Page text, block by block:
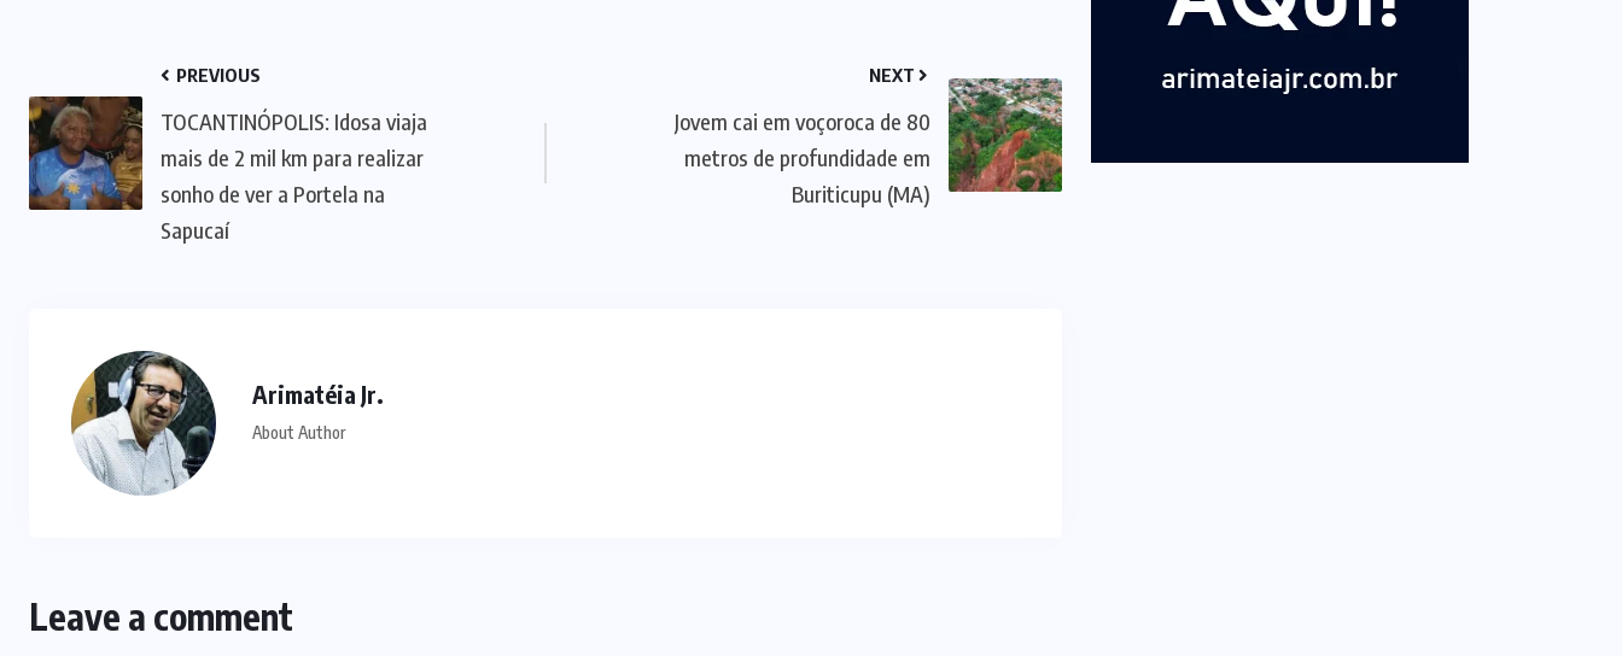
PREVIOUS
TOCANTINÓPOLIS: Idosa viaja
mais de 2 mil km para realizar
sonho de ver a Portela na
Sapucaí
NEXT
Jovem cai em voçoroca de 80
metros de profundidade em
Buriticupu (MA)
Arimatéia Jr.
About Author
Leave a comment